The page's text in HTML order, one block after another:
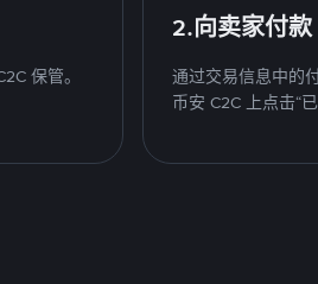
保管。
2.向卖家付款
通过交易信息中的
币安 C2C 上点击“